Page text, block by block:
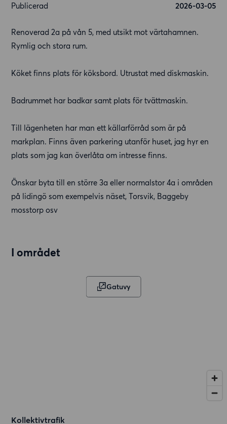
Publicerad
2026-03-05
Renoverad 2a på vån 5, med utsikt mot värtahamnen.
Rymlig och stora rum.
Köket finns plats för köksbord. Utrustat med diskmaskin.
Badrummet har badkar samt plats för tvättmaskin.
Till lägenheten har man ett källarförråd som är på
markplan. Finns även parkering utanför huset, jag hyr en
plats som jag kan överlåta om intresse finns.
Önskar byta till en större 3a eller normalstor 4a i områden
på lidingö som exempelvis näset, Torsvik, Baggeby
mosstorp osv
I området
Gatuvy
Kollektivtrafik